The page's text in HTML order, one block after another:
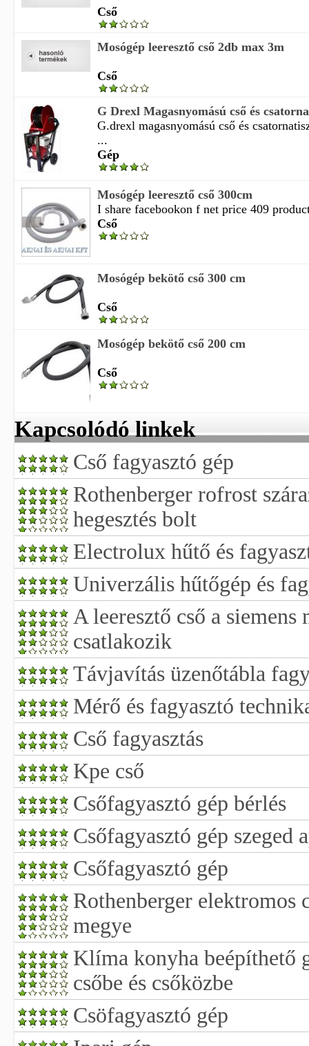
Cső
Mosógép leeresztő cső 2db max 3m
Cső
G Drexl Magasnyomású cső és
G.drexl magasnyomású cső és
...
Gép
Mosógép leeresztő cső 300cm
I share facebookon f net price 409
Cső
Mosógép bekötő cső 300 cm
Cső
Mosógép bekötő cső 200 cm
Cső
Kapcsolódó linkek
Cső fagyasztó gép
Rothenberger rofrost
hegesztés bolt
Electrolux hűtő és
Univerzális hűtőgép és
A leeresztő cső a siemens
csatlakozik
Távjavítás üzenőtábla
Mérő és fagyasztó
Cső fagyasztás
Kpe cső
Csőfagyasztó gép bérlés
Csőfagyasztó gép szeged
Csőfagyasztó gép
Rothenberger elektromos
megye
Klíma konyha beépíthető
csőbe és csőközbe
Csöfagyasztó gép